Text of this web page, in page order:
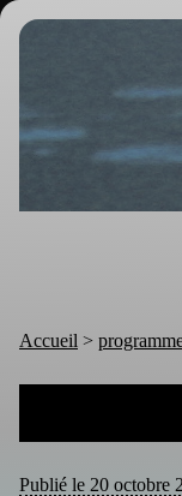
Accueil >
Publié le 20 octobre